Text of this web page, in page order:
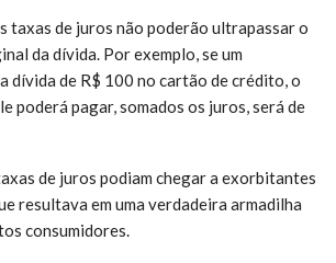
taxas de juros não poderão ultrapassar o
da dívida. Por exemplo, se um
dívida de R$ 100 no cartão de crédito, o
poderá pagar, somados os juros, será de
de juros podiam chegar a exorbitantes
resultava em uma verdadeira armadilha
consumidores.